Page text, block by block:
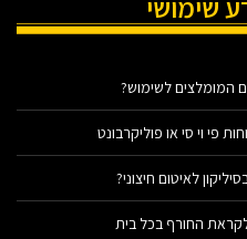
שימושי
המומלצים לשימוש?
פי וי סי או פוליקרבונט
לאיטום חיצוני?
החורף בכל בית